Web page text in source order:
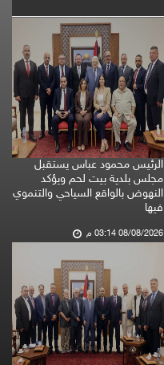
الرئيس محمود عباس يستقبل
مجلس بلدية بيت لحم ويؤكد
النهوض بالواقع السياحي والتنموي
فيها
08/08/2026 03:14 م